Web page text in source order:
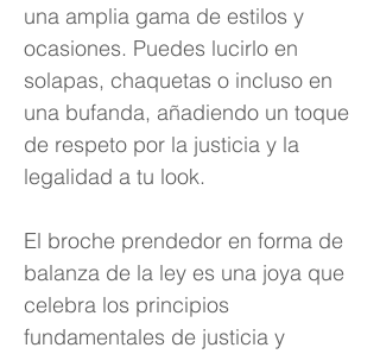
una amplia gama de estilos y
ocasiones. Puedes lucirlo en
solapas, chaquetas o incluso en
una bufanda, añadiendo un toque
de respeto por la justicia y la
legalidad a tu look.
El broche prendedor en forma de
balanza de la ley es una joya que
celebra los principios
fundamentales de justicia y